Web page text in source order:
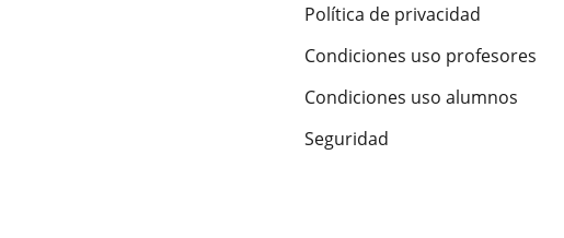
Política de privacidad
Condiciones uso profesores
Condiciones uso alumnos
Seguridad